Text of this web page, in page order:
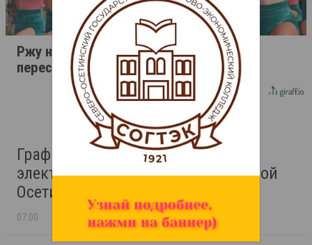
Ржу не переставая, это видео
пересмотришь не раз
График плановых отключений
электроэнергии в районах Северной
Осетии на 7 августа 2026 года
07:00